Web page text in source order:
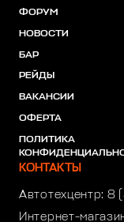
ФОРУМ
НОВОСТИ
БАР
РЕЙДЫ
ВАКАНСИИ
ОФЕРТА
ПОЛИТИКА
КОНТАКТЫ
Автотехцентр: 8
Интернет-